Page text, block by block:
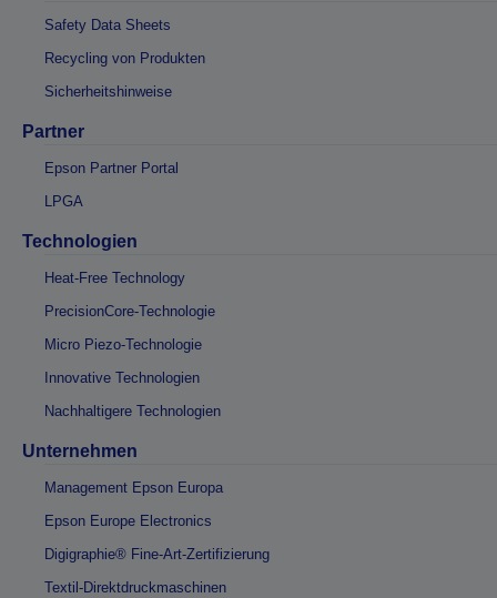
Safety Data Sheets
Recycling von Produkten
Sicherheitshinweise
Partner
Epson Partner Portal
LPGA
Technologien
Heat-Free Technology
PrecisionCore-Technologie
Micro Piezo-Technologie
Innovative Technologien
Nachhaltigere Technologien
Unternehmen
Management Epson Europa
Epson Europe Electronics
Digigraphie® Fine-Art-Zertifizierung
Textil-Direktdruckmaschinen